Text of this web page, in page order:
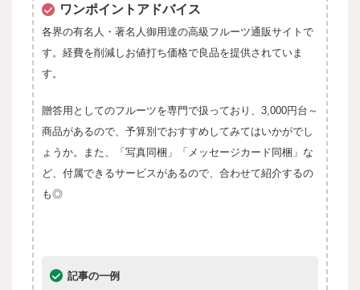
ワンポイントアドバイス
各界の有名人・著名人御用達の高級フルーツ通販サイトで
す。経費を削減しお値打ち価格で良品を提供されていま
す。
贈答用としてのフルーツを専門で扱っており、3,000円台～
商品があるので、予算別でおすすめしてみてはいかがでし
ょうか。
また、「写真同梱」「メッセージカード同梱」な
ど、付属できるサービスがあるので、合わせて紹介するの
も◎
記事の一例